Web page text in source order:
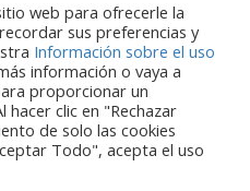
– NextGenerationEU. Sin
los del autor o autores y
Ni la Unión Europea ni
web para ofrecerle la
sus preferencias y
Información sobre el uso
información o vaya a
proporcionar un
clic en "Rechazar
de solo las cookies
Todo", acepta el uso